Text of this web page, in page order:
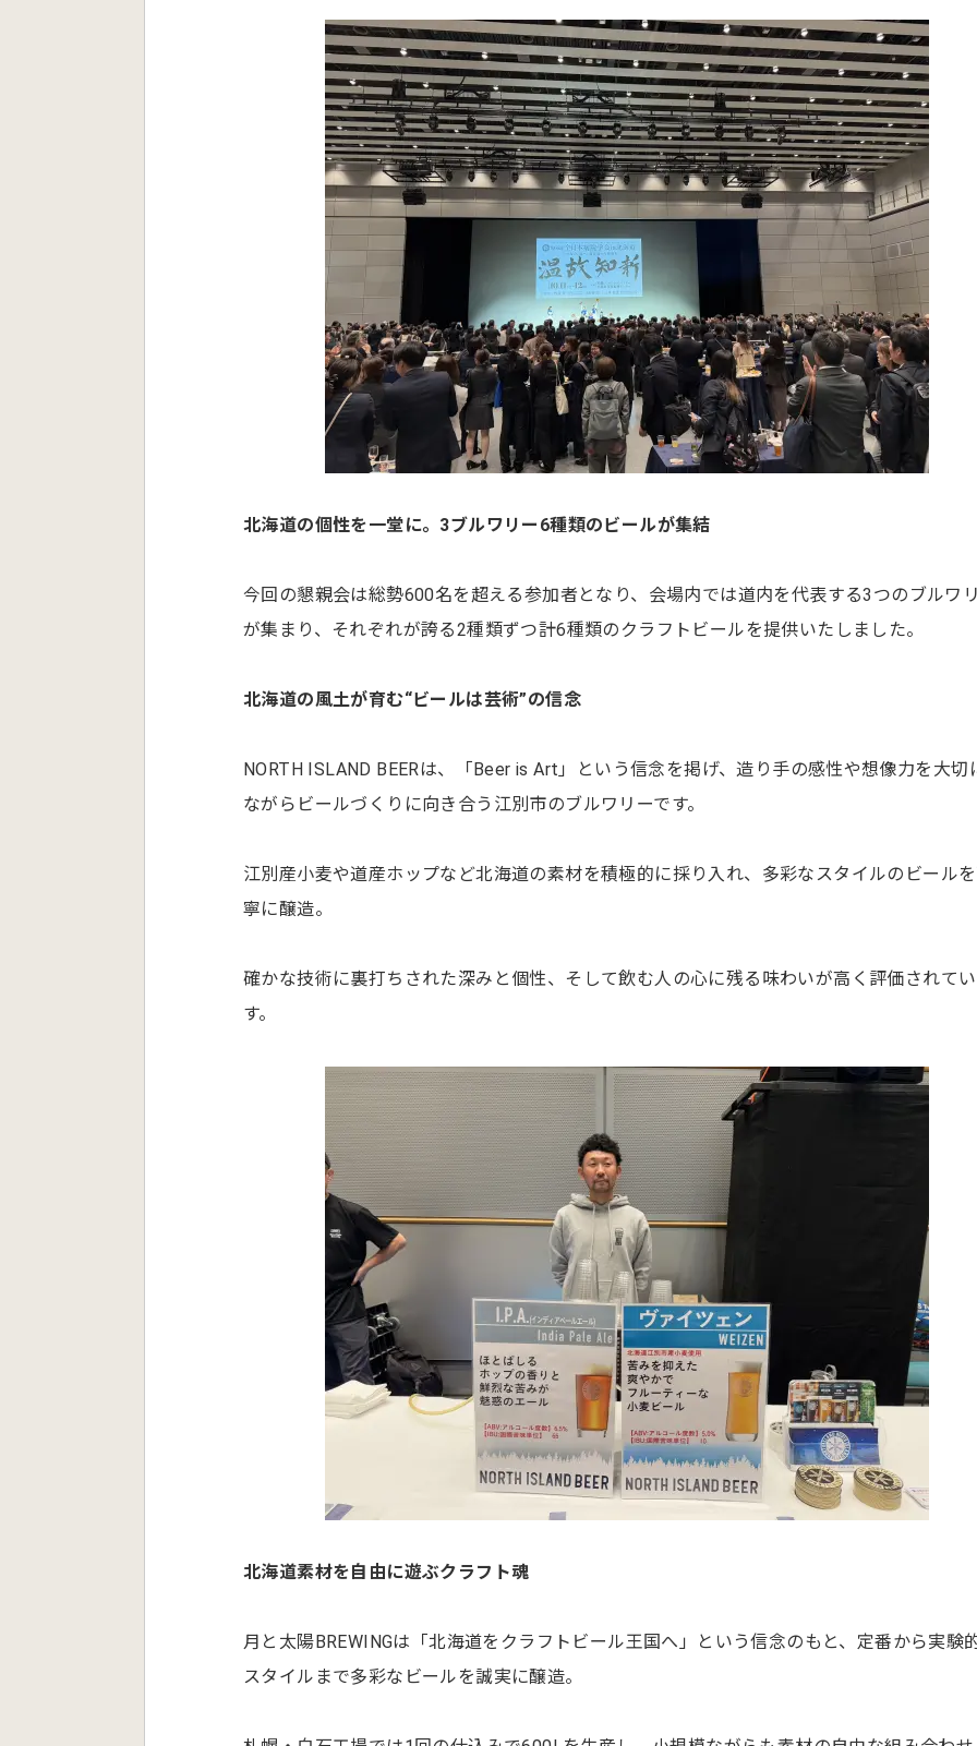
北海道の個性を一堂に。3ブルワリー6種類のビールが集結
今回の懇親会は総勢600名を超える参加者となり、会場内では道内を代表する3つのブルワ
が集まり、それぞれが誇る2種類ずつ計6種類のクラフトビールを提供いたしました。
北海道の風土が育む“ビールは芸術”の信念
NORTH ISLAND BEERは、「Beer is Art」という信念を掲げ、造り手の感性や想像力を大切
ながらビールづくりに向き合う江別市のブルワリーです。
江別産小麦や道産ホップなど北海道の素材を積極的に採り入れ、多彩なスタイルのビール
寧に醸造。
確かな技術に裏打ちされた深みと個性、そして飲む人の心に残る味わいが高く評価されて
す。
北海道素材を自由に遊ぶクラフト魂
月と太陽BREWINGは「北海道をクラフトビール王国へ」という信念のもと、定番から実験
スタイルまで多彩なビールを誠実に醸造。